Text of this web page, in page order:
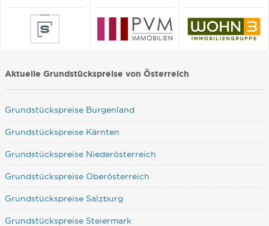
Aktuelle Grundstückspreise von Österreich
Grundstückspreise Burgenland
Grundstückspreise Kärnten
Grundstückspreise Niederösterreich
Grundstückspreise Oberösterreich
Grundstückspreise Salzburg
Grundstückspreise Steiermark